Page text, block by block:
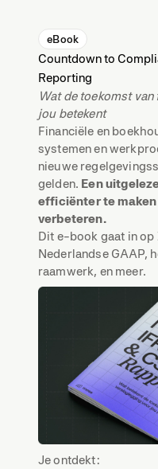
eBook
Countdown to
Reporting
Wat de toekomst
jou betekent
Financiële en
systemen en
nieuwe
gelden. Een
efficiënter te
verbeteren.
Dit e-book gaat in op
Nederlandse GAAP,
raamwerk, en meer.
Je ontdekt: